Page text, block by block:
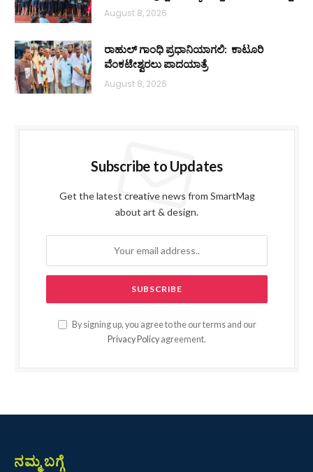
August 8, 2026
ರಾಹುಲ್ ಗಾಂಧಿ ಪ್ರಧಾನಿಯಾಗಲಿ: ಕಾಟೂರಿ
ವೆಂಕಟೇಶ್ವರಲು ಪಾದಯಾತ್ರೆ
August 8, 2026
Subscribe to Updates
Get the latest creative news from SmartMag
about art & design.
By signing up, you agree to the our terms and our
Privacy Policy agreement.
ನಮ್ಮ ಬಗ್ಗೆ